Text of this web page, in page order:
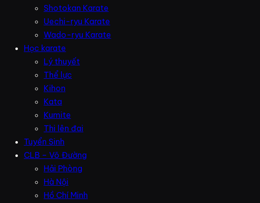
Shotokan Karate
Uechi-ryu Karate
Wado-ryu Karate
Học karate
Lý thuyết
Thể lực
Kihon
Kata
Kumite
Thi lên đai
Tuyển Sinh
CLB – Võ Đường
Hải Phòng
Hà Nội
Hồ Chí Minh